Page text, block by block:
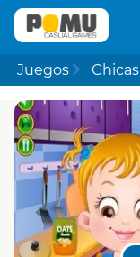
Juegos Chicas